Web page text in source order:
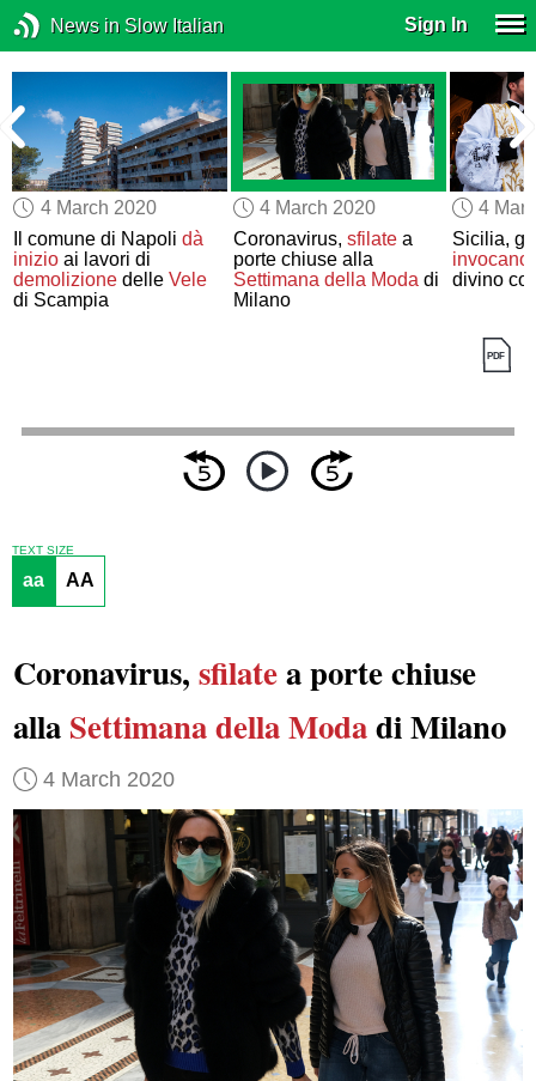
News in Slow Italian Sign In
4 March 2020
Il comune di Napolidà
inizio ai lavori di
demolizione delleVele
di Scampia
4 March 2020
Coronavirus, sfilatea
porte chiuse alla
Settimana della Modadi
Milano
4
Sicilia,
invocano
divino
TEXT SIZE
aa AA
Coronavirus, sfilatea porte chiuse
alla Settimana della Modadi Milano
4 March 2020